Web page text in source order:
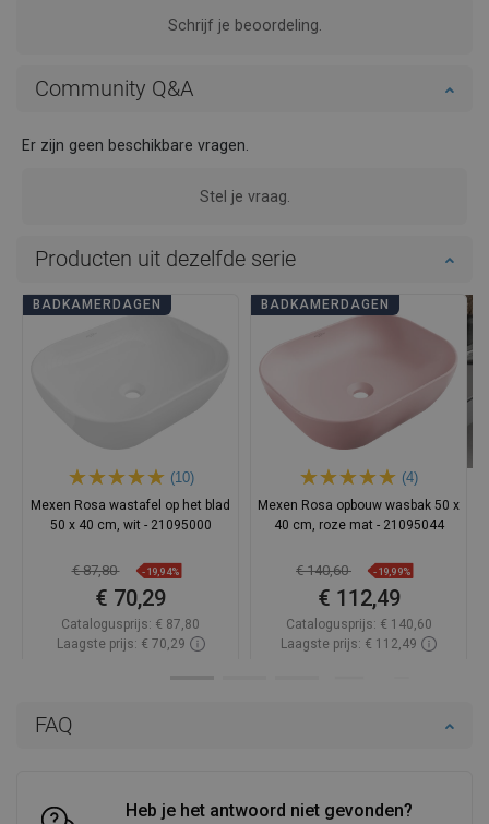
FAQ
Heb je het antwoord niet gevonden?
Schrijf je beoordeling.
Community Q&A
Er zijn geen beschikbare vragen.
Stel je vraag.
Producten uit dezelfde serie
BADKAMERDAGEN
(10)
Mexen Rosa wastafel op het blad
50 x 40 cm, wit - 21095000
€ 87,80 -19,94%
€ 70,29
Catalogusprijs: € 87,80
Laagste prijs: € 70,29
BADKAMERDAGEN
(4)
Mexen Rosa opbouw wasbak 50 x
40 cm, roze mat - 21095044
€ 140,60 -19,99%
€ 112,49
Catalogusprijs: € 140,60
Laagste prijs: € 112,49